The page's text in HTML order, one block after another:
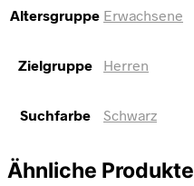
Altersgruppe Erwachsene
Zielgruppe Herren
Suchfarbe Schwarz
Ähnliche Produkte